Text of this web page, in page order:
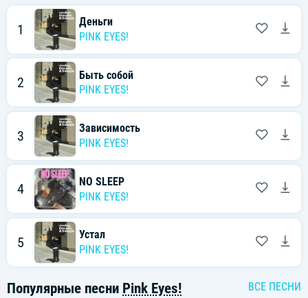
1
Деньги
PINK EYES!
2
Быть собой
PINK EYES!
3
Зависимость
PINK EYES!
4
NO SLEEP
PINK EYES!
5
Устал
PINK EYES!
Популярные песни Pink Eyes! ВСЕ ПЕСНИ